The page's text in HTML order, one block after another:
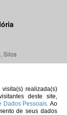
realizada(s)
deste site,
Dados Pessoais. Ao
de seus dados
Silos